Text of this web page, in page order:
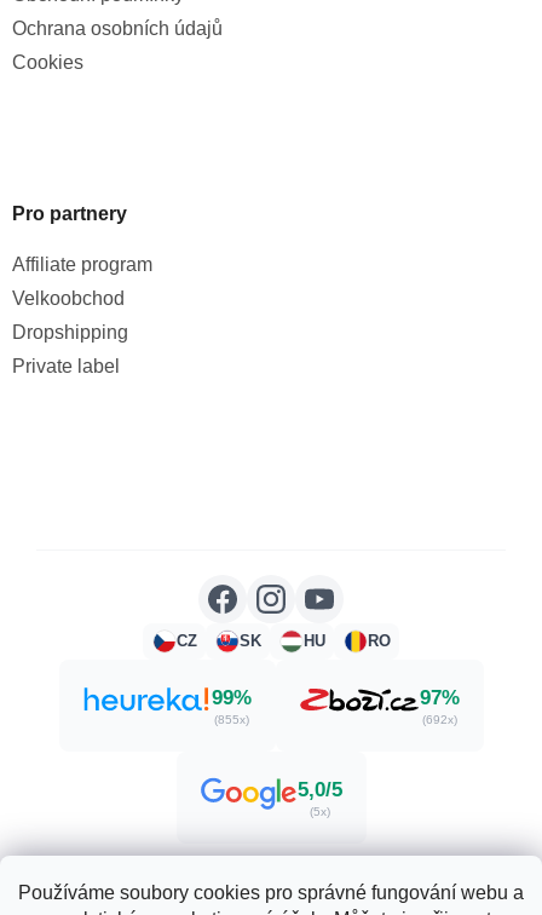
Používáme soubory cookies pro správné fungování webu a
Ochrana osobních údajů
Cookies
Pro partnery
Affiliate program
Velkoobchod
Dropshipping
Private label
CZ SK HU RO
99%
(855x)
97%
(692x)
5,0/5
(5x)